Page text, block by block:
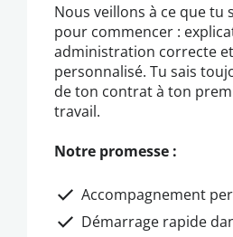
Nous veillons à ce que tu
pour commencer :
administration correcte
personnalisé. Tu sais
de ton contrat à ton
travail.
Notre promesse :
Accompagnement
Démarrage rapide